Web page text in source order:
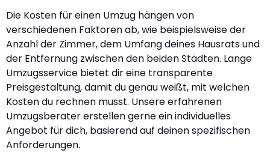
Die Kosten für einen Umzug hängen von
verschiedenen Faktoren ab, wie beispielsweise der
Anzahl der Zimmer, dem Umfang deines Hausrats und
der Entfernung zwischen den beiden Städten. Lange
Umzugsservice bietet dir eine transparente
Preisgestaltung, damit du genau weißt, mit welchen
Kosten du rechnen musst. Unsere erfahrenen
Umzugsberater erstellen gerne ein individuelles
Angebot für dich, basierend auf deinen spezifischen
Anforderungen.